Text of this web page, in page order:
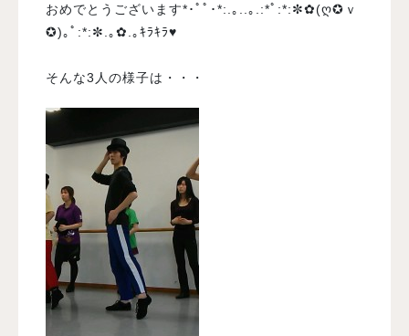
おめでとうございます*･ﾟﾟ･*:.｡..｡.:*ﾟ:*:✼✿(ღ✪ｖ
✪)｡ﾟ:*:✼.｡✿.｡ｷﾗｷﾗ♥
そんな3人の様子は・・・